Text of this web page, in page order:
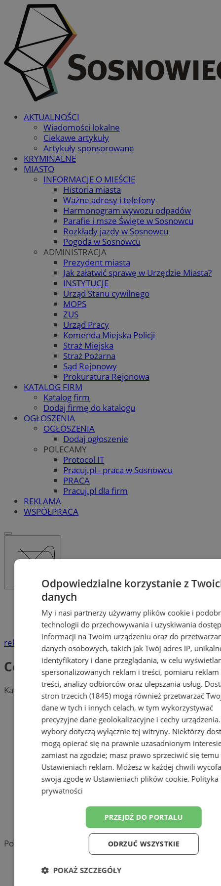
AKTUALNOŚCI
Wiadomości lokalne
Ciekawe artykuły
Artykuły sponsorowane
KRYMINALNE
MIASTO
INFORMACJE O MIEŚCIE
Historia miasta
Ważne adresy i telefony
Harmonogram wywozu odpadów
Parafie i msze Święte w Sosnowcu
Rozkłady jazdy w Sosnowcu
Pogoda w Sosnowcu
ADMINISTRACJA
Prezydent miasta
Jak załatwić sprawę w Urzędzie Miasta?
INSTYTUCJE
Urząd Stanu cywilnego
MOPS
ZUS
Urząd Pracy
Komenda Miejska Policji
Straż Miejska
Straż Pożarna
Sąd Rejonowy
Prokuratura Rejonowa
KATALOG FIRM
Katalog firm
Dodaj firmę do katalogu
OGŁOSZENIA
OGŁOSZENIA
Dodaj ogłoszenie
POLECAMY
Protocol IT
Pracuj.pl - praca w Sosnowcu
PRACA
Pracuj.pl dla firm
REKLAMA
WSPÓŁPRACA
Katalog firm
Dom i Budownictwo
Certyfikaty energetyczne
reklama
Certyfikaty energetyczne
Kategoria nie zawiera żadnych prezentacji firm.
Dodaj firmę
Pozostałe firmy w kategorii
reklama
Tworzenie stron www -
Sosnowiec
Portal należy do sieci
Odpowiedzialne korzystanie z
danych
My i nasi partnerzy używamy plików cookie i
technologii do przechowywania i uzyskiwania
informacji na Twoim urządzeniu oraz do
danych osobowych, takich jak Twój adres IP,
identyfikatory i dane przeglądania, w celu
spersonalizowanych reklam i treści, pomiaru reklam
treści, analizy odbiorców oraz ulepszania usług.
stron trzecich (1845)mogą również przetwarzać
dane w tych i innych celach, w tym wykorzystywać
precyzyjne dane geolokalizacyjne i cechy
wybory dotyczą wyłącznie tej witryny. Niektórzy
mogą opierać się na prawnie uzasadnionym
zamiast na zgodzie; masz prawo sprzeciwić się temu
Ustawieniach reklam. Możesz w każdej chwili
swoją zgodę w Ustawieniach plików cookie. Polityka
prywatności
PRZEJDŹ DO PORTALU
ODRZUĆ WSZYSTKIE
POKAŻ SZCZEGÓŁY